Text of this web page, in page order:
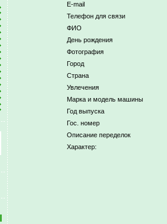
E-mail
Телефон для связи
ФИО
День рождения
Фотография
Город
Страна
Увлечения
Марка и модель машины
Год выпуска
Гос. номер
Описание переделок
Характер: